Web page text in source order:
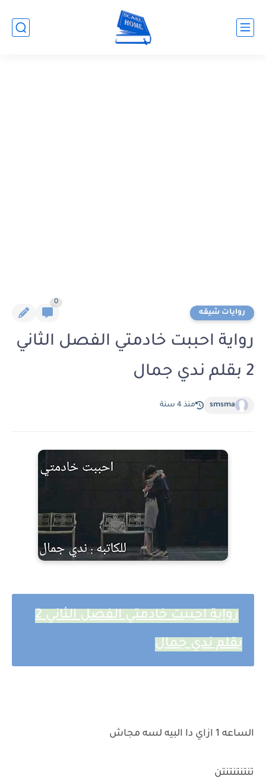
روايات شيقه
0
رواية احببت خادمتي الفصل الثاني
2 بقلم ندي جمال
smsma منذ 4 سنة
رواية احببت خادمتي الفصل الثاني 2
بقلم ندي جمال
الساعه 1 ازاي دا البيه لسه مجاش
تنتنتنتنتن